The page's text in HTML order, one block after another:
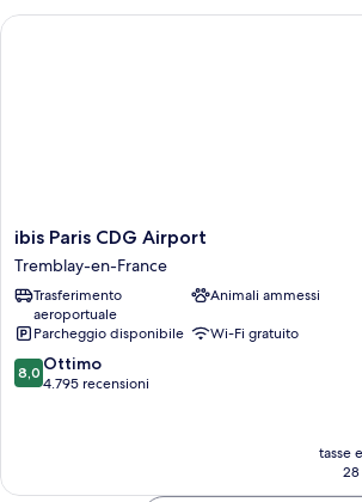
ibis
Paris
CDG
Airport
Tremblay-
en-
France
ibis Paris CDG Airport
Tremblay-en-France
Trasferimento
aeroportuale
Animali ammessi
Parcheggio disponibile
Wi-Fi gratuito
8.0
su
8,0 Ottimo
4.795 recensioni
tasse
ibis Paris CDG Airport